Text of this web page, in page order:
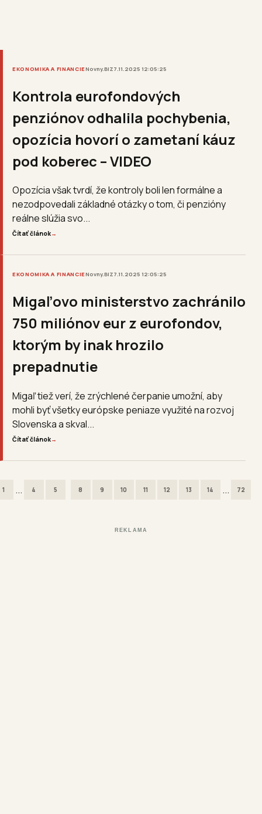
EKONOMIKA A FINANCIENovny.BIZ7.11.2025 12:05:25
Kontrola eurofondových
penziónov odhalila pochybenia,
opozícia hovorí o zametaní káuz
pod koberec – VIDEO
Opozícia však tvrdí, že kontroly boli len formálne a
nezodpovedali základné otázky o tom, či penzióny
reálne slúžia svo...
Čítať článok→
EKONOMIKA A FINANCIENovny.BIZ7.11.2025 12:05:25
Migaľovo ministerstvo zachránilo
750 miliónov eur z eurofondov,
ktorým by inak hrozilo
prepadnutie
Migaľ tiež verí, že zrýchlené čerpanie umožní, aby
mohli byť všetky európske peniaze využité na rozvoj
Slovenska a skval...
Čítať článok→
1 ... 4 5 8 9 10 11 12 13 14 ... 72
REKLAMA